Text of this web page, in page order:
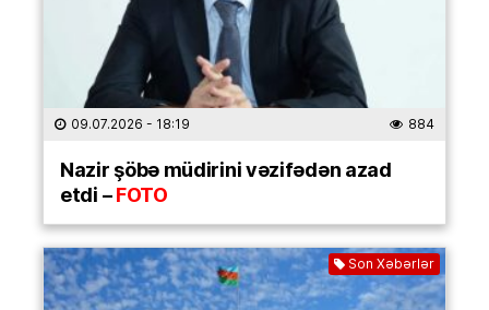
09.07.2026 - 18:19 884
Nazir şöbə müdirini vəzifədən azad
etdi –FOTO
Son Xəbərlər